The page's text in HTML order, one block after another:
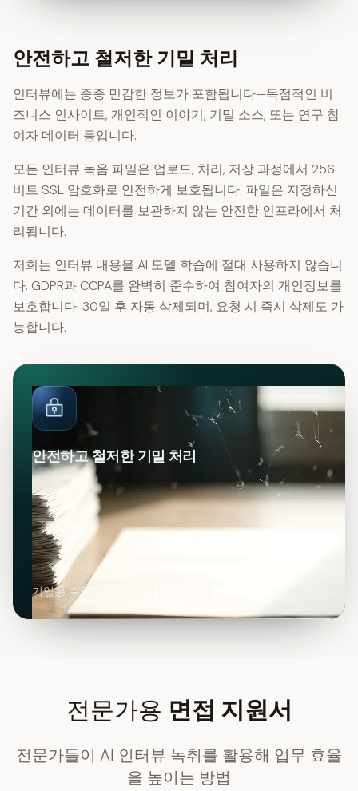
안전하고 철저한 기밀 처리
인터뷰에는 종종 민감한 정보가 포함됩니다—독점적인 비
즈니스 인사이트, 개인적인 이야기, 기밀 소스, 또는 연구 참
여자 데이터 등입니다.
모든 인터뷰 녹음 파일은 업로드, 처리, 저장 과정에서 256
비트 SSL 암호화로 안전하게 보호됩니다. 파일은 지정하신
기간 외에는 데이터를 보관하지 않는 안전한 인프라에서 처
리됩니다.
저희는 인터뷰 내용을 AI 모델 학습에 절대 사용하지 않습니
다. GDPR과 CCPA를 완벽히 준수하여 참여자의 개인정보를
보호합니다. 30일 후 자동 삭제되며, 요청 시 즉시 삭제도 가
능합니다.
안전하고 철저한 기밀 처리
기업용 수준의 보안 및 개인정보 보호
전문가용 면접 지원서
전문가들이 AI 인터뷰 녹취를 활용해 업무 효율
을 높이는 방법